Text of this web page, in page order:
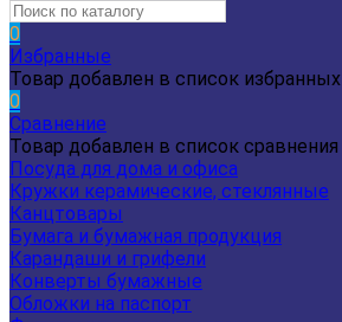
0
Избранные
Товар добавлен в список избранных
0
Сравнение
Товар добавлен в список сравнения
Посуда для дома и офиса
Кружки керамические, стеклянные
Канцтовары
Бумага и бумажная продукция
Карандаши и грифели
Конверты бумажные
Обложки на паспорт